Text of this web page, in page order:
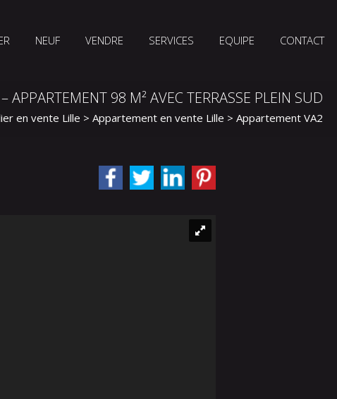
NEUF VENDRE SERVICES EQUIPE CONTACT
APPARTEMENT 98 M² AVEC TERRASSE PLEIN SUD
en vente Lille > Appartement en vente Lille > Appartement